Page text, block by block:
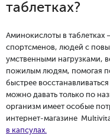
таблетках?
Аминокислоты в
спортсменов, людей с
умственными нагрузками,
пожилым людям, помогая
быстрее
можно давать только по
организм имеет особые
интернет-магазине
в капсулах.